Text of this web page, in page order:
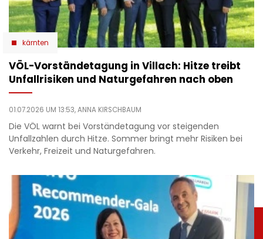
kärnten
VÖL-Vorständetagung in Villach: Hitze treibt
Unfallrisiken und Naturgefahren nach oben
01.07.2026 UM 13:53,ANNA KIRSCHBAUM
Die VÖL warnt bei Vorständetagung vor steigenden
Unfallzahlen durch Hitze. Sommer bringt mehr Risiken bei
Verkehr, Freizeit und Naturgefahren.